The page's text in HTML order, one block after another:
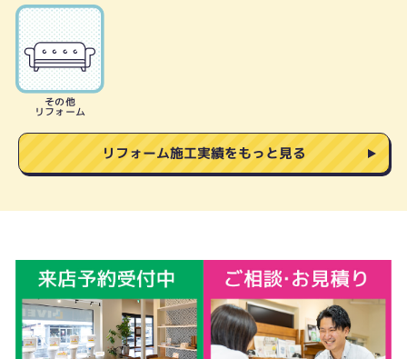
その他
リフォーム
リフォーム施工実績をもっと見る